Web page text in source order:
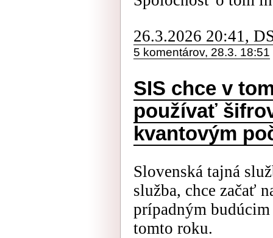
26.3.2026 20:41,
5 komentárov, 28.3. 18:51
SIS chce v
používať
kvantovým
Slovenská tajná
služba, chce začať
prípadným
tomto roku.